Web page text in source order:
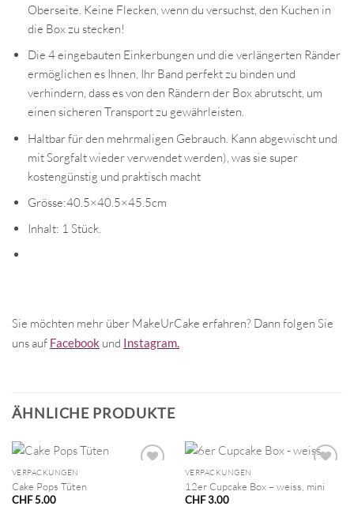
Oberseite. Keine Flecken, wenn du versuchst, den Kuchen in
die Box zu stecken!
Die 4 eingebauten Einkerbungen und die verlängerten Ränder
ermöglichen es Ihnen, Ihr Band perfekt zu binden und
verhindern, dass es von den Rändern der Box abrutscht, um
einen sicheren Transport zu gewährleisten.
Haltbar für den mehrmaligen Gebrauch. Kann abgewischt und
mit Sorgfalt wieder verwendet werden), was sie super
kostengünstig und praktisch macht
Grösse:40.5×40.5×45.5cm
Inhalt: 1 Stück.
Sie möchten mehr über MakeUrCake erfahren? Dann folgen Sie
uns auf Facebook und Instagram.
ÄHNLICHE PRODUKTE
VERPACKUNGEN
Cake Pops Tüten
CHF5.00
VERPACKUNGEN
12er Cupcake Box – weiss, mini
CHF3.00